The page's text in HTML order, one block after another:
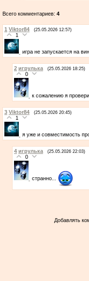
Всего комментариев: 4
1 Viktor84 (25.05.2026 12:57)
1
игра не запускается на
2 игрулька (25.05.2026 18:25)
0
к сожалению я
3 Viktor84 (25.05.2026 20:45)
1
я уже и совместимость
4 игрулька (25.05.2026 22:03)
0
странно...
Добавлять